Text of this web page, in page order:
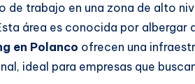
de trabajo en una zona de alto
área es conocida por
en Polanco ofrecen una
ideal para empresas que